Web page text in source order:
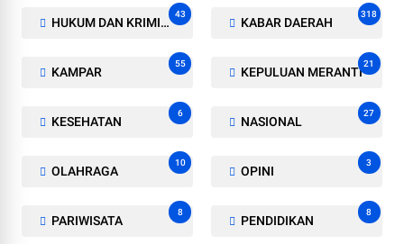
HUKUM DAN KRIMINAL
43
KABAR DAERAH
318
KAMPAR
55
KEPULUAN MERANTI
21
KESEHATAN
6
NASIONAL
27
OLAHRAGA
10
OPINI
3
PARIWISATA
8
PENDIDIKAN
8